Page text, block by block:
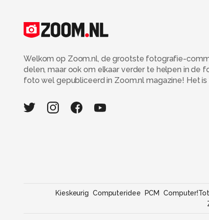
Welkom op Zoom.nl, de grootste fotografie-
delen, maar ook om elkaar verder te helpen in
foto wel gepubliceerd in Zoom.nl magazine! Het
Kieskeurig Computeridee PCM